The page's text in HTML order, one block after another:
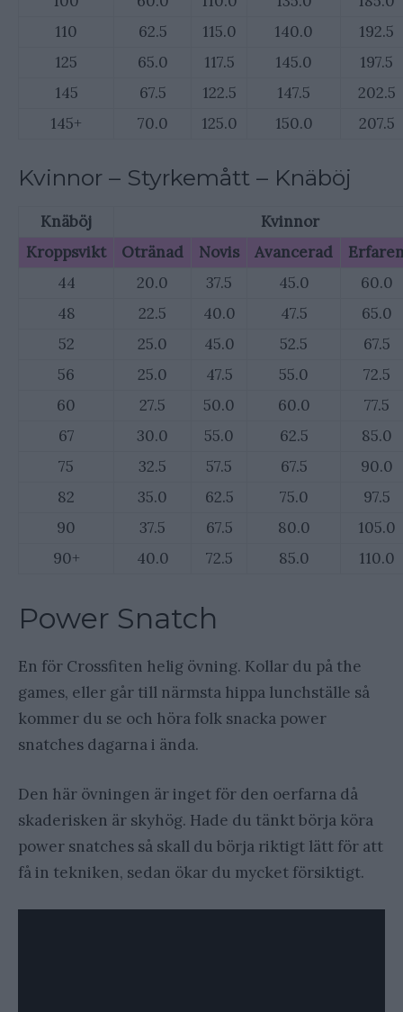
110
62.5 115.0 140.0
192.5
125
65.0 117.5 145.0
197.5
145
67.5 122.5 147.5
202.5
145+
70.0 125.0 150.0 207.5
Kvinnor – Styrkemått – Knäböj
Knäböj
Kvinnor
Kroppsvikt
Otränad Novis Avancerad
44
20.0 37.5 45.0
60.0
48
22.5 40.0 47.5
65.0
52
25.0 45.0 52.5
67.5
56
25.0 47.5 55.0
72.5
60
27.5 50.0 60.0
77.5
67
30.0 55.0 62.5
85.0
75
32.5 57.5 67.5
90.0
82
35.0 62.5 75.0
97.5
90
37.5 67.5 80.0
105.0
90+
40.0 72.5 85.0 110.0
Power Snatch
En för Crossfiten helig övning. Kollar du på the
games, eller går till närmsta hippa lunchställe så
kommer du se och höra folk snacka power
snatches dagarna i ända.
Den här övningen är inget för den oerfarna då
skaderisken är skyhög. Hade du tänkt börja köra
power snatches så skall du börja riktigt lätt för att
få in tekniken, sedan ökar du mycket försiktigt.